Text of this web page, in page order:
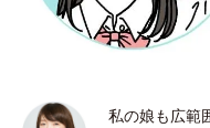
私の娘も広範